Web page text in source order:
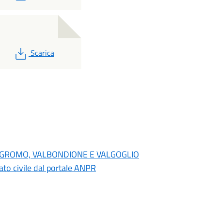
PDF
Scarica
VALBONDIONE E VALGOGLIO
civile dal portale ANPR